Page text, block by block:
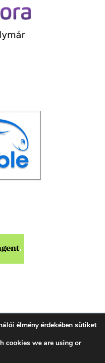
élmény érdekében sütiket
cookies we are using or